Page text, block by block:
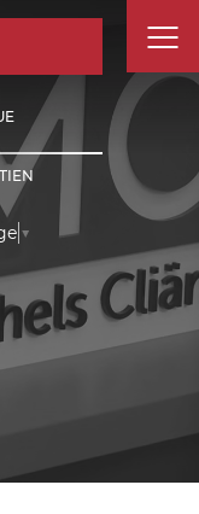
▼